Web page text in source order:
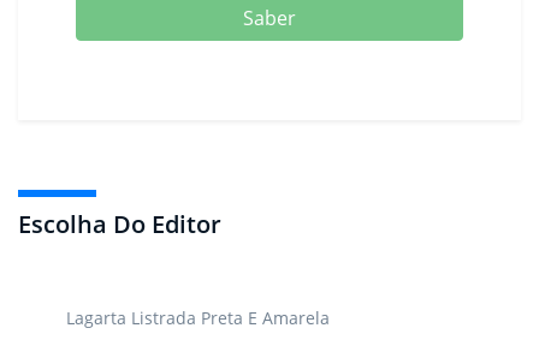
Saber
Escolha Do Editor
Lagarta Listrada Preta E Amarela